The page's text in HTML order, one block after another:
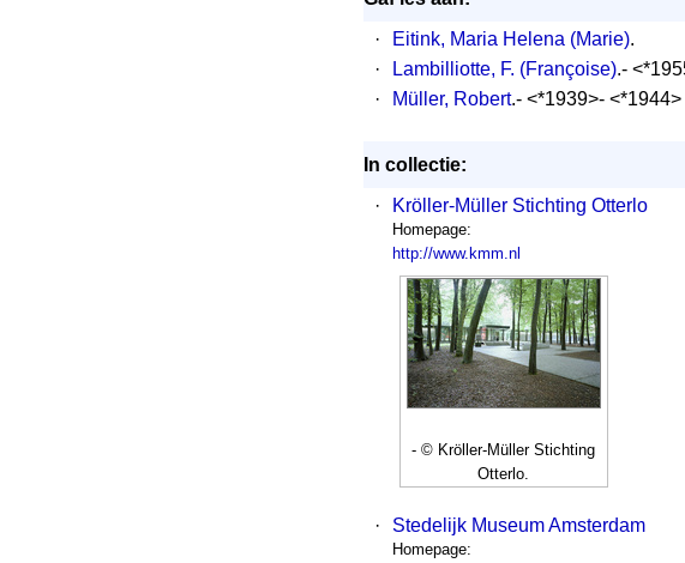
·
Eitink, Maria Helena (Marie).
·
Lambilliotte, F. (Françoise).-
·
Müller, Robert.- <*1939>- <*1944>
In collectie:
·
Kröller-Müller Stichting Otterlo
Homepage:
http://www.kmm.nl
- © Kröller-Müller Stichting
Otterlo.
· Stedelijk Museum Amsterdam
Homepage: